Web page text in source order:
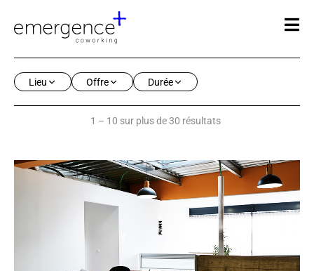
Lieu Offre Durée
1 – 10 sur plus de 30 résultats